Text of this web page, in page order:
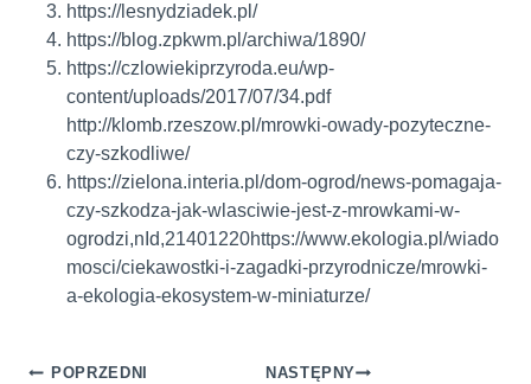
https://lesnydziadek.pl/
https://blog.zpkwm.pl/archiwa/1890/
https://czlowiekiprzyroda.eu/wp-
content/uploads/2017/07/34.pdf
http://klomb.rzeszow.pl/mrowki-owady-pozyteczne-
czy-szkodliwe/
https://zielona.interia.pl/dom-ogrod/news-pomagaja-
czy-szkodza-jak-wlasciwie-jest-z-mrowkami-w-
ogrodzi,nId,21401220https://www.ekologia.pl/wiado
mosci/ciekawostki-i-zagadki-przyrodnicze/mrowki-
a-ekologia-ekosystem-w-miniaturze/
Nawigacja
POPRZEDNI NASTĘPNY